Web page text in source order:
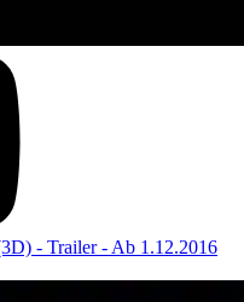
- Trailer - Ab 1.12.2016